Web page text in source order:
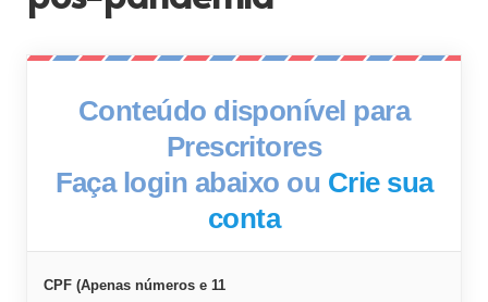
Conteúdo disponível para
Prescritores
Faça login abaixo ou Crie sua
conta
CPF (Apenas números e 11